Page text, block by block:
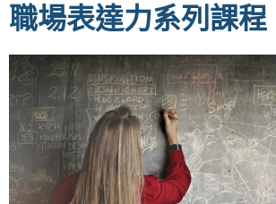
職場表達力系列課程